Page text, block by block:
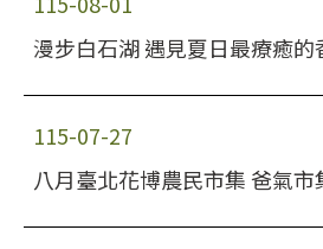
漫步白石湖 遇見夏日最療癒的
115-07-27
八月臺北花博農民市集 爸氣市